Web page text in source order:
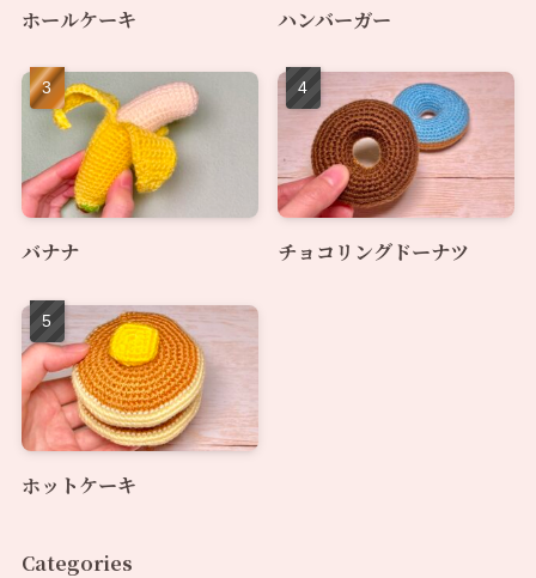
ホールケーキ ハンバーガー
バナナ チョコリングドーナツ
ホットケーキ
Categories